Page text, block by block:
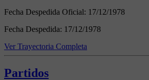
Fecha Despedida Oficial: 17/12/1978
Fecha Despedida: 17/12/1978
Ver Trayectoria Completa
Partidos